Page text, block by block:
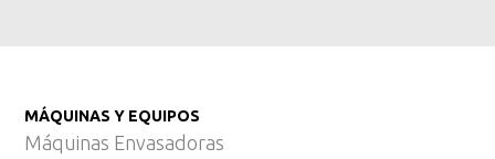
MÁQUINAS Y EQUIPOS
Máquinas Envasadoras